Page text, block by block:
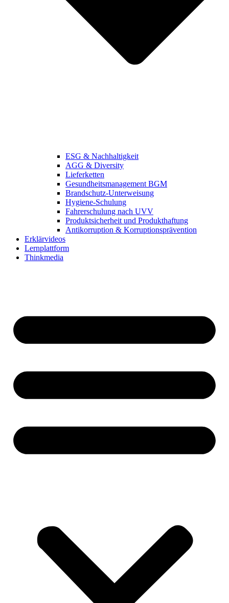
ESG & Nachhaltigkeit
AGG & Diversity
Lieferketten
Gesundheitsmanagement BGM
Brandschutz-Unterweisung
Hygiene-Schulung
Fahrerschulung nach UVV
Produktsicherheit und Produkthaftung
Antikorruption & Korruptionsprävention
Erklärvideos
Lernplattform
Thinkmedia